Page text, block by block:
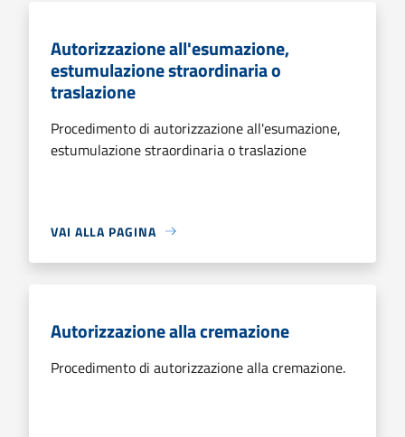
Autorizzazione all'esumazione,
estumulazione straordinaria o
traslazione
Procedimento di autorizzazione all'esumazione,
estumulazione straordinaria o traslazione
VAI ALLA PAGINA
Autorizzazione alla cremazione
Procedimento di autorizzazione alla cremazione.